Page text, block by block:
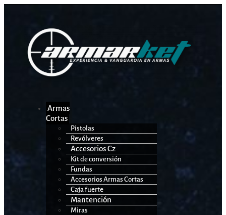
Armas
Cortas
Pistolas
Revólveres
Accesorios Cz
Kit de conversión
Fundas
Accesorios Armas Cortas
Caja fuerte
Mantención
Miras